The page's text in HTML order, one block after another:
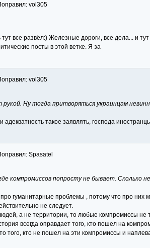
vol305
тут все развёл:) Железные дороги, все дела... и
посты в этой ветке. Я за
vol305
Ну тогда притворяться украинцам
такое заявлять, господа
Spasatel
компромиссов попросту не бывает. Сколько
гуманитарные проблемы , потому что про них
не следует.
людей, а не территории, то любые компромиссы
всегда оправдает того, кто пошел на
того, кто не пошел на эти компромиссы и